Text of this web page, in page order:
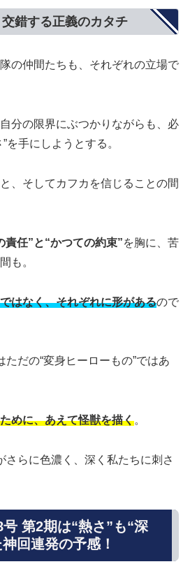
錯する正義のカタチ
の仲間たちも、それぞれの立場で
分の限界にぶつかりながらも、必
を手にしようとする。
、そしてカフカを信じることの間
責任”と“かつての約束”を胸に、苦
も。
はなく、それぞれに形があるので
だの“変身ヒーローもの”ではあ
めに、あえて怪獣を描く。
さらに色濃く、深く私たちに刺さ
第2期は“熱さ”も“深
回連発の予感！